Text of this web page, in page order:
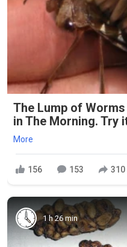
The Lump of
in The Morning. Try
More
156 153 310
1 h 26 min